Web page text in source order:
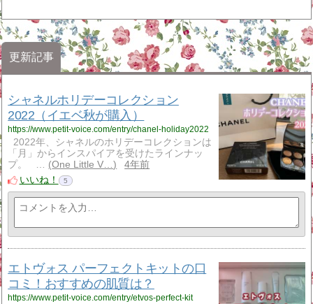
更新記事
シャネルホリデーコレクション
2022（イエベ秋が購入）
https://www.petit-voice.com/entry/chanel-holiday2022
2022年、シャネルのホリデーコレクションは
「月」からインスパイアを受けたラインナッ
プ。 …
One Little V…
4年前
いいね！
5
エトヴォス パーフェクトキットの口
コミ！おすすめの肌質は？
https://www.petit-voice.com/entry/etvos-perfect-kit